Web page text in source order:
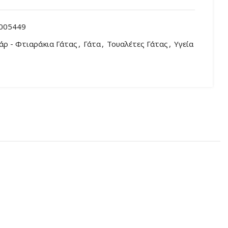
- Φτιαράκια Γάτας , Γάτα, Τουαλέτες Γάτας , Υγεία